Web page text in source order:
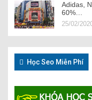
Adidas,
60%…
25/02/
Học Seo Miễn Phí